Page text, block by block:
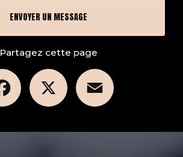
ENVOYER UN MESSAGE
Partagez cette page
Facebook